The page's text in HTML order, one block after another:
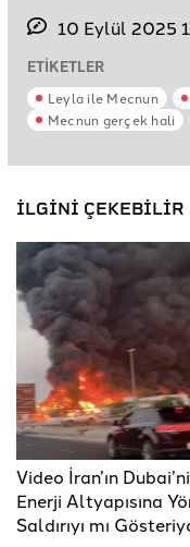
10 Eylül 2025
ETİKETLER
Leyla ile Mecnun
Mecnun gerçek hali
İLGİNİ ÇEKEBİLİR
Video İran’ın
Enerji Altyapısına
Saldırıyı mı